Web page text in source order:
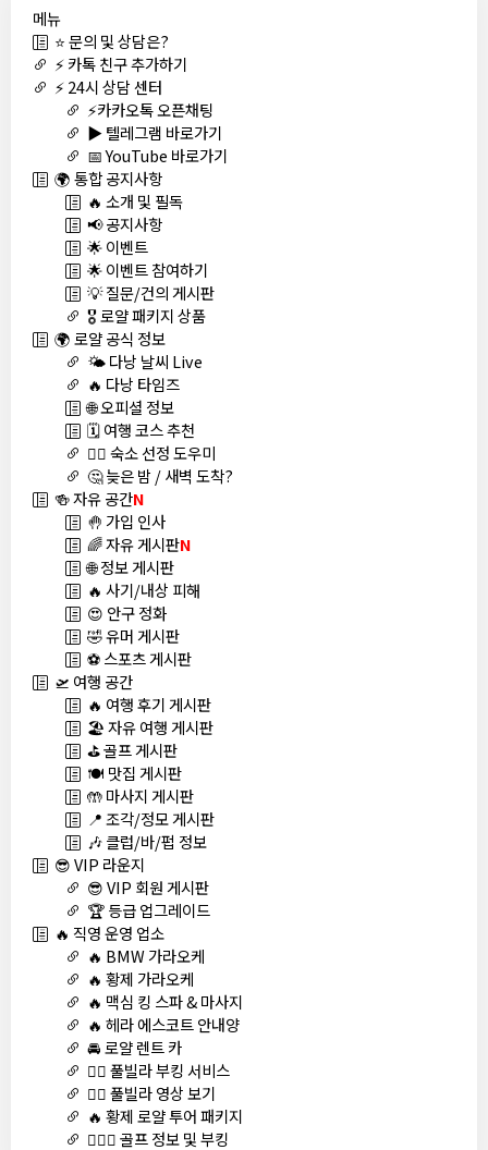
메뉴
⭐ 문의 및 상담은?
⚡ 카톡 친구 추가하기
⚡ 24시 상담 센터
⚡카카오톡 오픈채팅
▶️ 텔레그램 바로가기
📅 YouTube 바로가기
🌍 통합 공지사항
🔥 소개 및 필독
📢 공지사항
🌟 이벤트
🌟 이벤트 참여하기
💡 질문/건의 게시판
🎖️ 로얄 패키지 상품
🌍 로얄 공식 정보
🌤️ 다낭 날씨 Live
🔥 다낭 타임즈
🌐 오피셜 정보
🗓️ 여행 코스 추천
🏊‍♀️ 숙소 선정 도우미
🤔 늦은 밤 / 새벽 도착?
🍻 자유 공간N
🤚 가입 인사
🌈 자유 게시판N
🌐 정보 게시판
🔥 사기/내상 피해
😍 안구 정화
🤣 유머 게시판
⚽ 스포츠 게시판
🛫 여행 공간
🔥 여행 후기 게시판
🏖️ 자유 여행 게시판
⛳ 골프 게시판
🍽️ 맛집 게시판
🤲 마사지 게시판
📍 조각/정모 게시판
🎶 클럽/바/펍 정보
😎 VIP 라운지
😎 VIP 회원 게시판
🏆 등급 업그레이드
🔥 직영 운영 업소
🔥 BMW 가라오케
🔥 황제 가라오케
🔥 맥심 킹 스파 & 마사지
🔥 헤라 에스코트 안내양
🚘 로얄 렌트 카
🏊‍♀️ 풀빌라 부킹 서비스
🏊‍♀️ 풀빌라 영상 보기
🔥 황제 로얄 투어 패키지
🏌🏻‍♂️ 골프 정보 및 부킹